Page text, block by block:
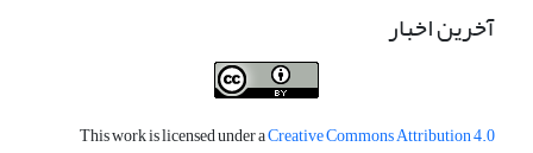
آخرین اخبار
This work is licensed under aCreative Commons Attribution 4.0